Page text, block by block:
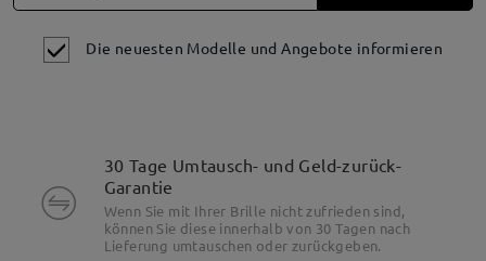
Die neuesten Modelle und Angebote informieren
30 Tage Umtausch- und Geld-zurück-
Garantie
Wenn Sie mit Ihrer Brille nicht zufrieden sind,
können Sie diese innerhalb von 30 Tagen nach
Lieferung umtauschen oder zurückgeben.